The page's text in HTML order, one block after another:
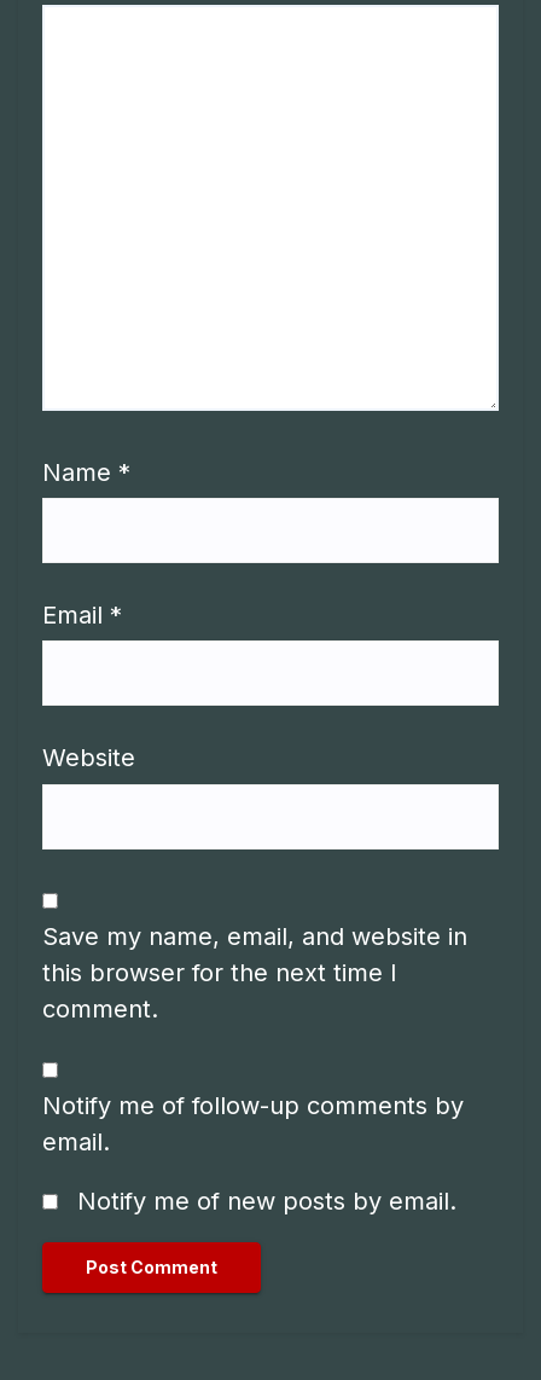
Name *
Email *
Website
Save my name, email, and website in
this browser for the next time I
comment.
Notify me of follow-up comments by
email.
Notify me of new posts by email.